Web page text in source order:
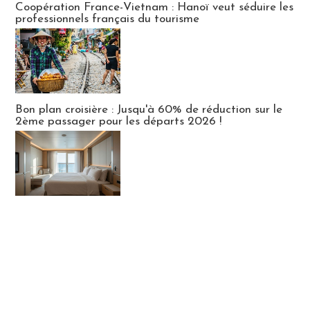
Coopération France-Vietnam : Hanoï veut séduire les
professionnels français du tourisme
Bon plan croisière : Jusqu'à 60% de réduction sur le
2ème passager pour les départs 2026 !